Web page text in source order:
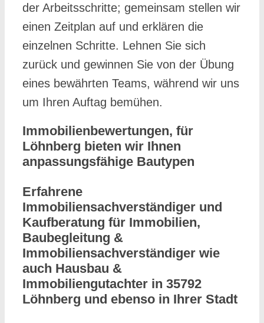
der Arbeitsschritte; gemeinsam stellen wir
einen Zeitplan auf und erklären die
einzelnen Schritte. Lehnen Sie sich
zurück und gewinnen Sie von der Übung
eines bewährten Teams, während wir uns
um Ihren Auftag bemühen.
Immobilienbewertungen, für
Löhnberg bieten wir Ihnen
anpassungsfähige Bautypen
Erfahrene
Immobiliensachverständiger und
Kaufberatung für Immobilien,
Baubegleitung &
Immobiliensachverständiger wie
auch Hausbau &
Immobiliengutachter in 35792
Löhnberg und ebenso in Ihrer Stadt